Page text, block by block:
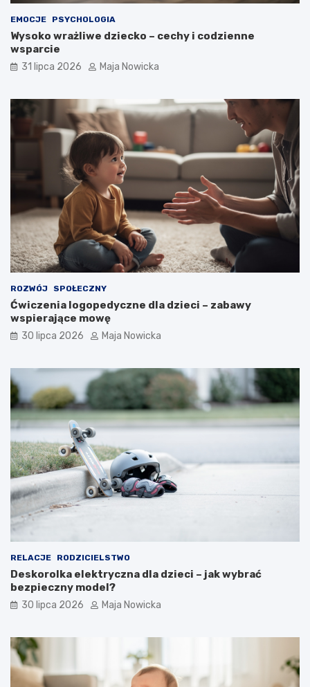
EMOCJE PSYCHOLOGIA
Wysoko wrażliwe dziecko – cechy i codzienne
wsparcie
31 lipca 2026 Maja Nowicka
ROZWÓJ SPOŁECZNY
Ćwiczenia logopedyczne dla dzieci – zabawy
wspierające mowę
30 lipca 2026 Maja Nowicka
RELACJE RODZICIELSTWO
Deskorolka elektryczna dla dzieci – jak wybrać
bezpieczny model?
30 lipca 2026 Maja Nowicka